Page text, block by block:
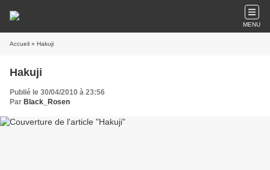
MENU
Accueil » Hakuji
Hakuji
Publié le 30/04/2010 à 23:56
Par Black_Rosen